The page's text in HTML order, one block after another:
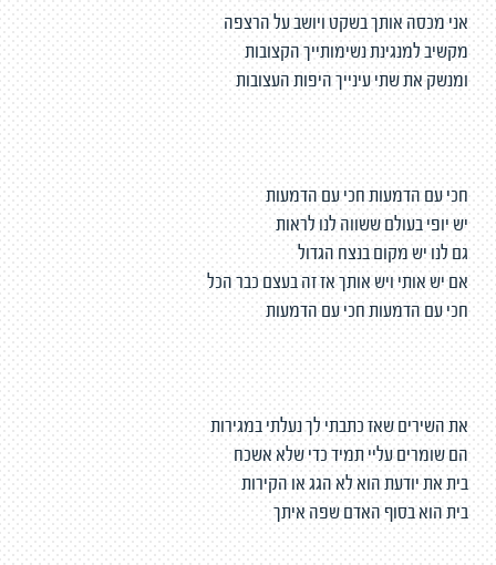
אני מכסה אותך בשקט ויושב על הרצפה
מקשיב למנגינת נשימותייך הקצובות
ומנשק את שתי עינייך היפות העצובות
חכי עם הדמעות חכי עם הדמעות
יש יופי בעולם ששווה לנו לראות
גם לנו יש מקום בנצח הגדול
אם יש אותי ויש אותך אז זה בעצם כבר הכל
חכי עם הדמעות חכי עם הדמעות
את השירים שאז כתבתי לך נעלתי במגירות
הם שומרים עליי תמיד כדי שלא אשכח
בית את יודעת הוא לא הגג או הקירות
בית הוא בסוף האדם שפה איתך